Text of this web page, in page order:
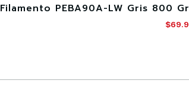
Filamento PEBA90A-LW Gris 800